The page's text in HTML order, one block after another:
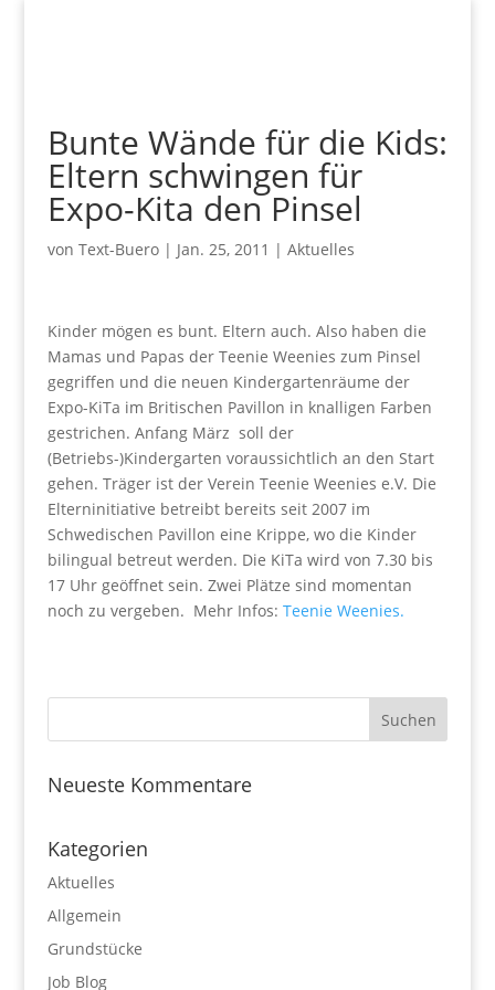
Bunte Wände für die Kids:
Eltern schwingen für
Expo-Kita den Pinsel
von Text-Buero| Jan. 25, 2011 | Aktuelles
Kinder mögen es bunt. Eltern auch. Also haben die
Mamas und Papas der Teenie Weenies zum Pinsel
gegriffen und die neuen Kindergartenräume der
Expo-KiTa im Britischen Pavillon in knalligen Farben
gestrichen. Anfang März soll der
(Betriebs-)Kindergarten voraussichtlich an den Start
gehen. Träger ist der Verein Teenie Weenies e.V. Die
Elterninitiative betreibt bereits seit 2007 im
Schwedischen Pavillon eine Krippe, wo die Kinder
bilingual betreut werden. Die KiTa wird von 7.30 bis
17 Uhr geöffnet sein. Zwei Plätze sind momentan
noch zu vergeben. Mehr Infos: Teenie Weenies.
Neueste Kommentare
Kategorien
Aktuelles
Allgemein
Grundstücke
Job Blog